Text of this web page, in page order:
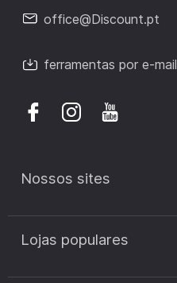
office@Discount.pt
ferramentas por e-mail
Nossos sites
discount.pt
discount.sk
Lojas populares
Cupão de desconto Zooplus